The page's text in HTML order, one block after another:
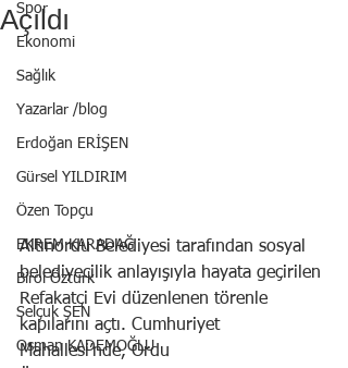
Spor
Ekonomi
Sağlık
Yazarlar /blog
Erdoğan ERİŞEN
Gürsel YILDIRIM
Özen Topçu
EKREM KARADAĞ
Birol Öztürk
Selçuk ŞEN
Osman KADEMOĞLU
Açıldı
Altınordu Belediyesi tarafından sosyal
belediyecilik anlayışıyla hayata geçirilen
Refakatçi Evi düzenlenen törenle
kapılarını açtı. Cumhuriyet
Mahallesi’nde, Ordu